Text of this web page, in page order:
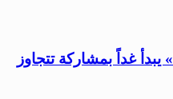
مهرجان «إكسبو التغذية 2026» يبدأ غداً بمشاركة تتجاوز